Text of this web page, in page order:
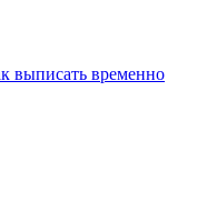
выписать временно